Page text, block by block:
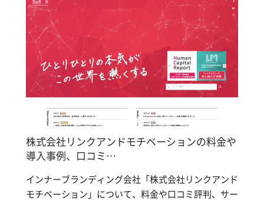
株式会社リンクアンドモチベーションの料金や
導入事例、口コミ…
インナーブランディング会社「株式会社リンクアンド
モチベーション」について、料金や口コミ評判、サー